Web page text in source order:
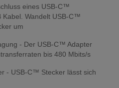
eines USB-C™
Kabel. Wandelt USB-C™
um
- Der USB-C™ Adapter
bis 480 Mbits/s
- USB-C™ Stecker lässt sich